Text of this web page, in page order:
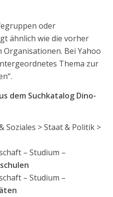
oder
ähnlich wie die vorher
Organisationen. Bei Yahoo
Thema zur
dem Suchkatalog Dino-
Soziales > Staat & Politik >
– Studium –
– Studium –